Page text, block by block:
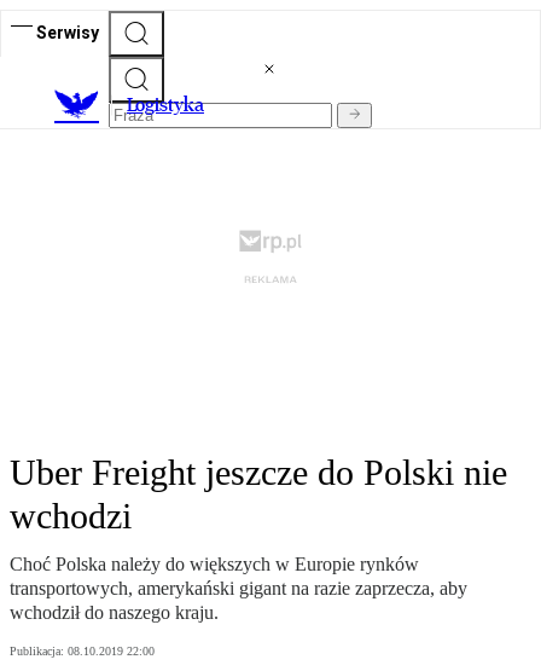
Serwisy
Logistyka
Uber Freight jeszcze do Polski nie
wchodzi
Choć Polska należy do większych w Europie rynków
transportowych, amerykański gigant na razie zaprzecza, aby
wchodził do naszego kraju.
Publikacja: 08.10.2019 22:00